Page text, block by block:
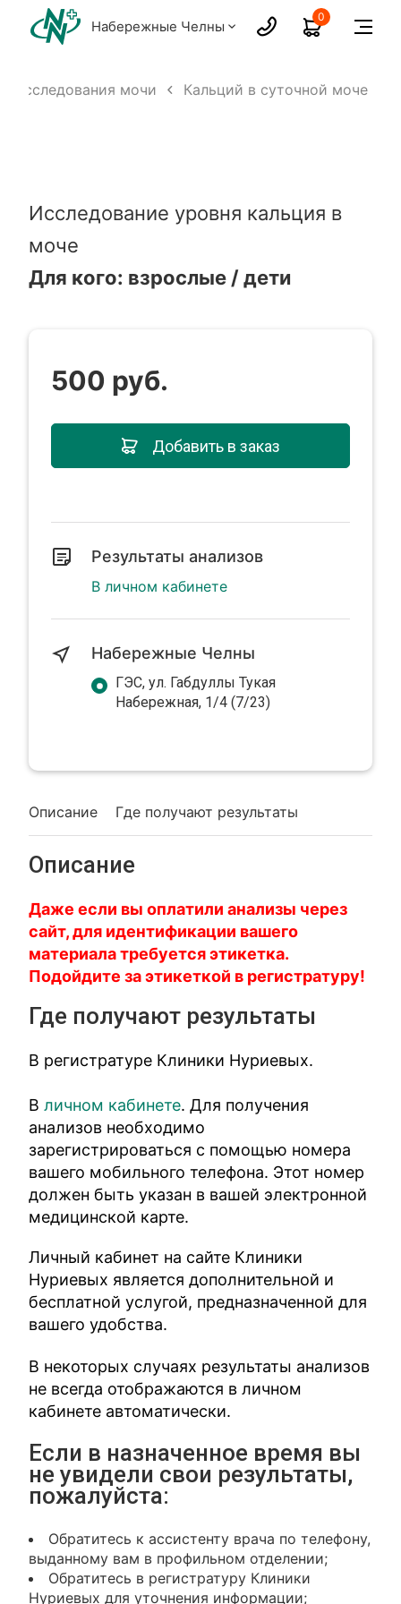
Набережные Челны
0
Исследования мочи Кальций в суточной моче
Исследование уровня кальция в
моче
Для кого: взрослые / дети
Описание Где получают результаты
Описание
Даже если вы оплатили анализы через
сайт, для идентификации вашего
материала требуется этикетка.
Подойдите за этикеткой в регистратуру!
Где получают результаты
В регистратуре Клиники Нуриевых.
Вличном кабинете. Для получения
анализов необходимо
зарегистрироваться с помощью номера
вашего мобильного телефона. Этот номер
должен быть указан в вашей электронной
медицинской карте.
Личный кабинет на сайте Клиники
Нуриевых является дополнительной и
бесплатной услугой, предназначенной для
вашего удобства.
В некоторых случаях результаты анализов
не всегда отображаются в личном
кабинете автоматически.
Если в назначенное время вы
не увидели свои результаты,
пожалуйста:
Обратитесь к ассистенту врача по телефону,
выданному вам в профильном отделении;
Обратитесь в регистратуру Клиники
Нуриевых для уточнения информации;
500 руб.
Добавить в заказ
Результаты анализов
В личном кабинете
Набережные Челны
ГЭС, ул. Габдуллы Тукая
Набережная, 1/4 (7/23)